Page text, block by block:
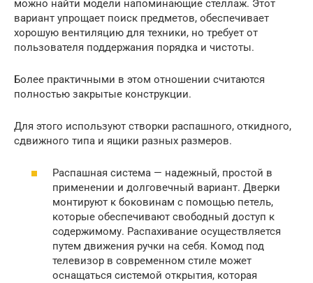
можно найти модели напоминающие стеллаж. Этот
вариант упрощает поиск предметов, обеспечивает
хорошую вентиляцию для техники, но требует от
пользователя поддержания порядка и чистоты.
Более практичными в этом отношении считаются
полностью закрытые конструкции.
Для этого используют створки распашного, откидного,
сдвижного типа и ящики разных размеров.
Распашная система — надежный, простой в
применении и долговечный вариант. Дверки
монтируют к боковинам с помощью петель,
которые обеспечивают свободный доступ к
содержимому. Распахивание осуществляется
путем движения ручки на себя. Комод под
телевизор в современном стиле может
оснащаться системой открытия, которая